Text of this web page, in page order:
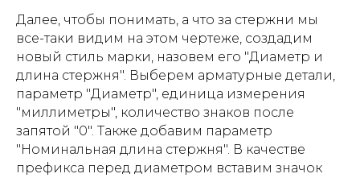
Далее, чтобы понимать, а что за стержни мы
все-таки видим на этом чертеже, создадим
новый стиль марки, назовем его "Диаметр и
длина стержня". Выберем арматурные детали,
параметр "Диаметр", единица измерения
"миллиметры", количество знаков после
запятой "0". Также добавим параметр
"Номинальная длина стержня". В качестве
префикса перед диаметром вставим значок